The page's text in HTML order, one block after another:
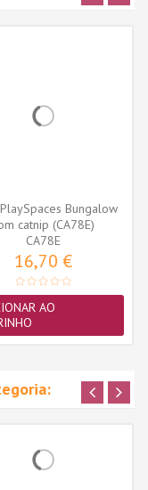
Bungalow
catnip (CA78E)
CA78E
16,70 €
AO